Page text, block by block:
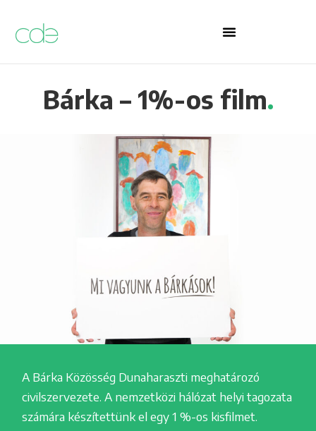
Bárka – 1%-os film.
A Bárka Közösség Dunaharaszti meghatározó
civilszervezete. A nemzetközi hálózat helyi tagozata
számára készítettünk el egy 1 %-os kisfilmet.